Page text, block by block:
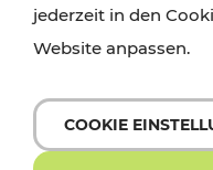
jederzeit in den
Website anpassen.
COOKIE